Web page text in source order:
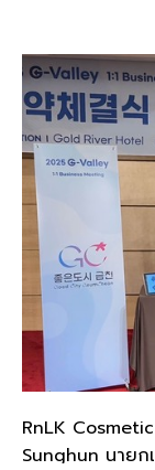
RnLK
Sunghun นายก